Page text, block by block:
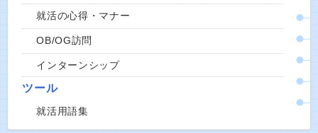
就活の心得・マナー
OB/OG訪問
インターンシップ
ツール
就活用語集